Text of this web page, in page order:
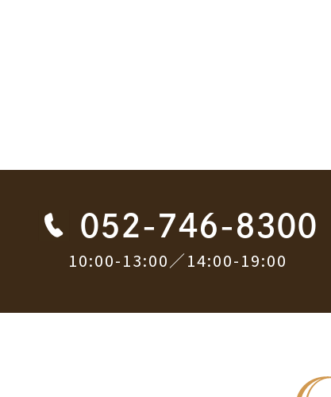
052-746-8300
10:00-13:00／14:00-19:00